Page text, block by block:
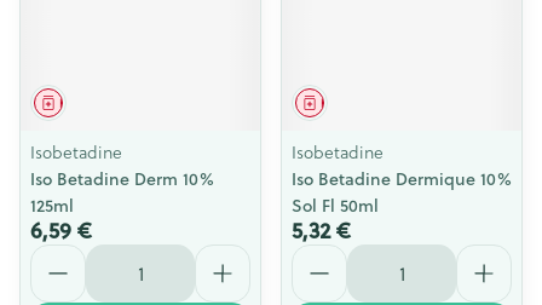
Médicament
Isobetadine
Iso Betadine Derm 10%
125ml
6,59 €
Quantité
Médicament
Isobetadine
Iso Betadine Dermique 10%
Sol Fl 50ml
5,32 €
Quantité